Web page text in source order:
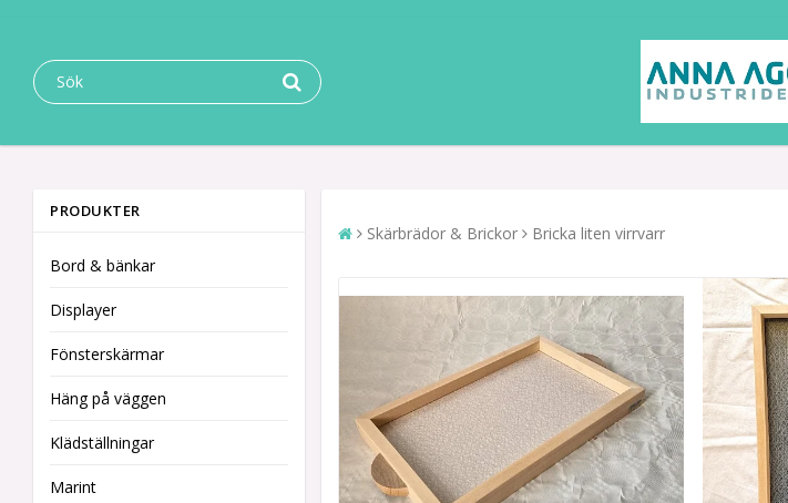
PRODUKTER
Bord & bänkar
Displayer
Fönsterskärmar
Häng på väggen
Klädställningar
Marint
Skärbrädor & Brickor Bricka liten virrvarr